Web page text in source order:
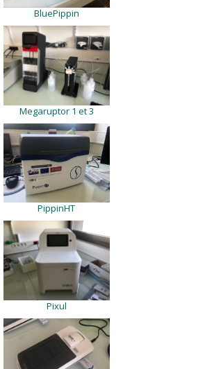
BluePippin
Megaruptor 1 et 3
PippinHT
Pixul